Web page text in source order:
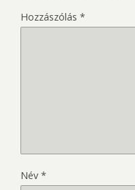
Hozzászólás *
Név *